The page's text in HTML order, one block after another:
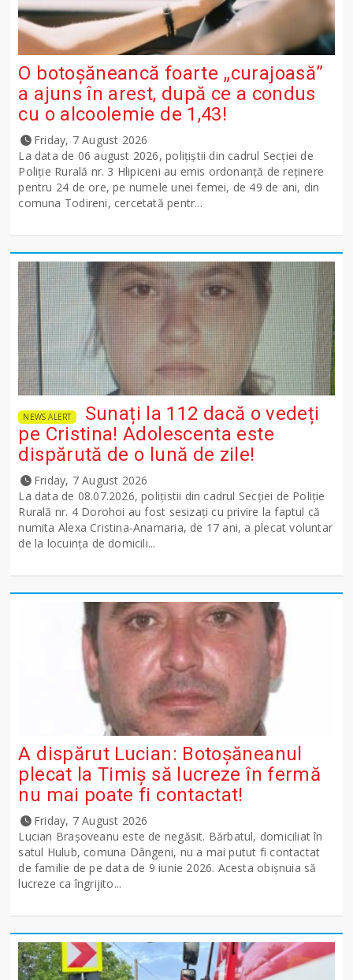
O botoșăneancă foarte „curajoasă”
a ajuns în arest, după ce a condus
cu o alcoolemie de 1,43!
Friday, 7 August 2026
La data de 06 august 2026, polițiștii din cadrul Secției de
Poliție Rurală nr. 3 Hlipiceni au emis ordonanță de reținere
pentru 24 de ore, pe numele unei femei, de 49 de ani, din
comuna Todireni, cercetată pentr...
NEWS ALERT
Sunați la 112 dacă o vedeți
pe Cristina! Adolescenta este
dispărută de o lună de zile!
Friday, 7 August 2026
La data de 08.07.2026, polițistii din cadrul Secției de Poliție
Rurală nr. 4 Dorohoi au fost sesizați cu privire la faptul că
numita Alexa Cristina-Anamaria, de 17 ani, a plecat voluntar
de la locuința de domicili...
A dispărut Lucian: Botoșăneanul
plecat la Timiș să lucreze în fermă
nu mai poate fi contactat!
Friday, 7 August 2026
Lucian Brașoveanu este de negăsit. Bărbatul, domiciliat în
satul Hulub, comuna Dângeni, nu a mai putut fi contactat
de familie de pe data de 9 iunie 2026. Acesta obișnuia să
lucreze ca îngrijito...